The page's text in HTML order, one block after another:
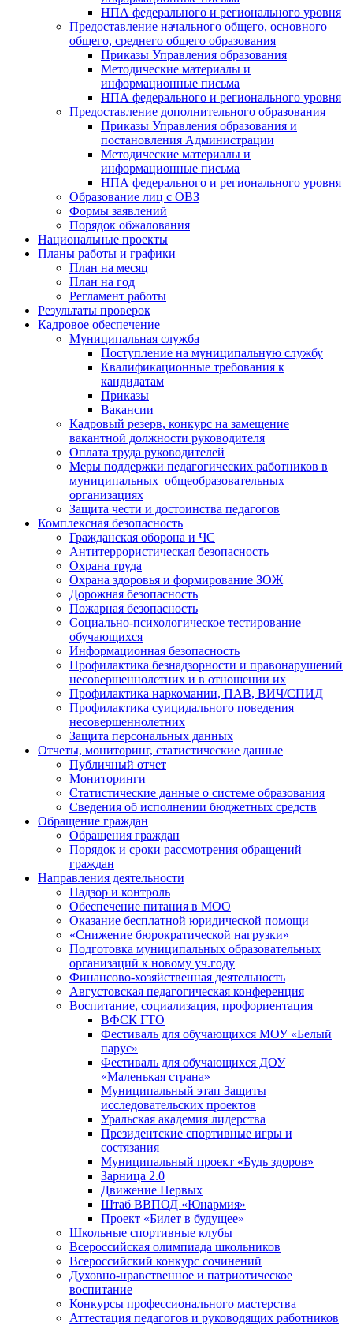
НПА федерального и регионального уровня
Предоставление начального общего, основного
общего, среднего общего образования
Приказы Управления образования
Методические материалы и
информационные письма
НПА федерального и регионального уровня
Предоставление дополнительного образования
Приказы Управления образования и
постановления Администрации
Методические материалы и
информационные письма
НПА федерального и регионального уровня
Образование лиц с ОВЗ
Формы заявлений
Порядок обжалования
Национальные проекты
Планы работы и графики
План на месяц
План на год
Регламент работы
Результаты проверок
Кадровое обеспечение
Муниципальная служба
Поступление на муниципальную службу
Квалификационные требования к
кандидатам
Приказы
Вакансии
Кадровый резерв, конкурс на замещение
вакантной должности руководителя
Оплата труда руководителей
Меры поддержки педагогических работников в
муниципальных общеобразовательных
организациях
Защита чести и достоинства педагогов
Комплексная безопасность
Гражданская оборона и ЧС
Антитеррористическая безопасность
Охрана труда
Охрана здоровья и формирование ЗОЖ
Дорожная безопасность
Пожарная безопасность
Социально-психологическое тестирование
обучающихся
Информационная безопасность
Профилактика безнадзорности и правонарушений
несовершеннолетних и в отношении их
Профилактика наркомании, ПАВ, ВИЧ/СПИД
Профилактика суицидального поведения
несовершеннолетних
Защита персональных данных
Отчеты, мониторинг, статистические данные
Публичный отчет
Мониторинги
Статистические данные о системе образования
Сведения об исполнении бюджетных средств
Обращение граждан
Обращения граждан
Порядок и сроки рассмотрения обращений
граждан
Направления деятельности
Надзор и контроль
Обеспечение питания в МОО
Оказание бесплатной юридической помощи
«Снижение бюрократической нагрузки»
Подготовка муниципальных образовательных
организаций к новому уч.году
Финансово-хозяйственная деятельность
Августовская педагогическая конференция
Воспитание, социализация, профориентация
ВФСК ГТО
Фестиваль для обучающихся МОУ «Белый
парус»
Фестиваль для обучающихся ДОУ
«Маленькая страна»
Муниципальный этап Защиты
исследовательских проектов
Уральская академия лидерства
Президентские спортивные игры и
состязания
Муниципальный проект «Будь здоров»
Зарница 2.0
Движение Первых
Штаб ВВПОД «Юнармия»
Проект «Билет в будущее»
Школьные спортивные клубы
Всероссийская олимпиада школьников
Всероссийский конкурс сочинений
Духовно-нравственное и патриотическое
воспитание
Конкурсы профессионального мастерства
Аттестация педагогов и руководящих работников